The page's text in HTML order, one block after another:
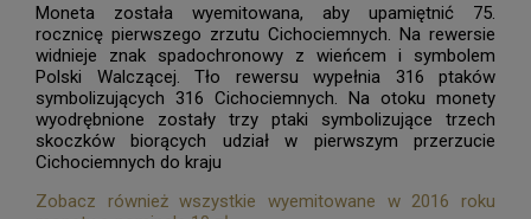
Moneta została wyemitowana, aby upamiętnić 75.
rocznicę pierwszego zrzutu Cichociemnych. Na rewersie
widnieje znak spadochronowy z wieńcem i symbolem
Polski Walczącej. Tło rewersu wypełnia 316 ptaków
symbolizujących 316 Cichociemnych. Na otoku monety
wyodrębnione zostały trzy ptaki symbolizujące trzech
skoczków biorących udział w pierwszym przerzucie
Cichociemnych do kraju
Zobacz również wszystkie wyemitowane w 2016 roku